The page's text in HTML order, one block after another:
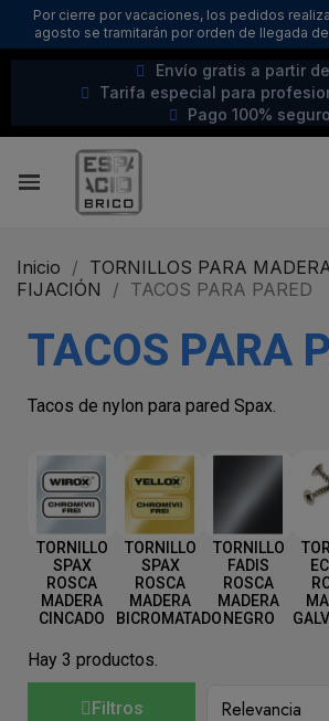
Por cierre por vacaciones, los pedidos
agosto se tramitarán por orden de llegada
Envío gratis a partir
Tarifa especial para
Pago 100% seguro
Inicio
TORNILLOS PARA
FIJACIÓN
TACOS PARA PARED
TACOS PARA
Tacos de nylon para pared Spax.
TORNILLO
SPAX
ROSCA
MADERA
CINCADO
TORNILLO
SPAX
ROSCA
MADERA
BICROMATADO
TORNILLO
FADIS
ROSCA
MADERA
NEGRO
Hay 3 productos.
Filtros